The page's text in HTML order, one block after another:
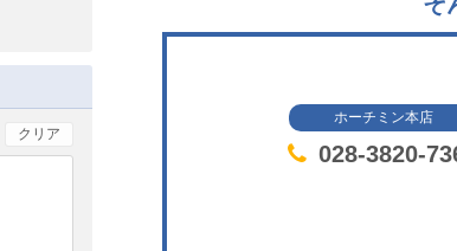
ホーチミン本店
028-3820-
クリア